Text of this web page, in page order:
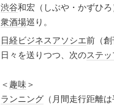
渋谷和宏（しぶや・かず
衆酒場巡り。
日経ビジネスアソシエ前（創
日々を送りつつ、次のステッ
＜ 趣味＞
ランニング （月間走行距離